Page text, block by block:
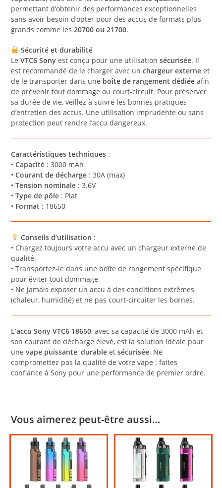
permettant d’obtenir des performances exceptionnelles
sans avoir besoin d’opter pour des accus de formats plus
grands comme les20700 ou 21700.
Sécurité et durabilité
LeVTC6 Sony est conçu pour une utilisationsécurisée. Il
est recommandé de le charger avec unchargeur externe et
de le transporter dans une boîte de rangement dédiée afin
de prévenir tout dommage ou court-circuit. Pour préserver
sa durée de vie, veillez à suivre les bonnes pratiques
d’entretien des accus. Une utilisation imprudente ou sans
protection peut rendre l’accu dangereux.
Caractéristiques techniques :
•Capacité : 3000 mAh
•Courant de décharge : 30A (max)
•Tension nominale : 3.6V
•Type de pôle : Plat
• Format : 18650
Conseils d’utilisation :
• Chargez toujours votre accu avec un chargeur externe de
qualité.
• Transportez-le dans une boîte de rangement spécifique
pour éviter tout dommage.
• Ne jamais exposer un accu à des conditions extrêmes
(chaleur, humidité) et ne pas court-circuiter les bornes.
L’accu Sony VTC6 18650, avec sa capacité de 3000 mAh et
son courant de décharge élevé, est la solution idéale pour
unevape puissante,durable etsécurisée. Ne
compromettez pas la qualité de votre vape : faites
confiance à Sony pour une performance de premier ordre.
Vous aimerez peut-être aussi…